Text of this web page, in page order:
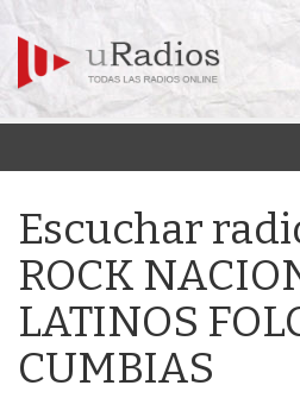
Escuchar
ROCK
LATINOS
CUMBIAS